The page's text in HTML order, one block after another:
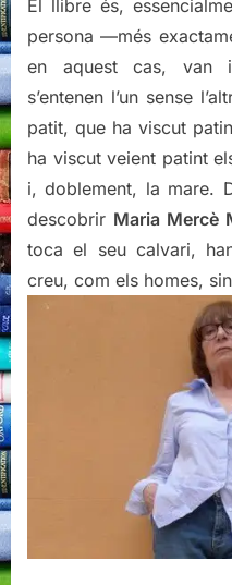
El llibre és,
persona —més
en aquest cas, van
s’entenen l’un sense
patit, que ha viscut
ha viscut veient patint
i, doblement, la mare.
descobrir Maria Mercè
toca el seu calvari,
creu, com els homes,